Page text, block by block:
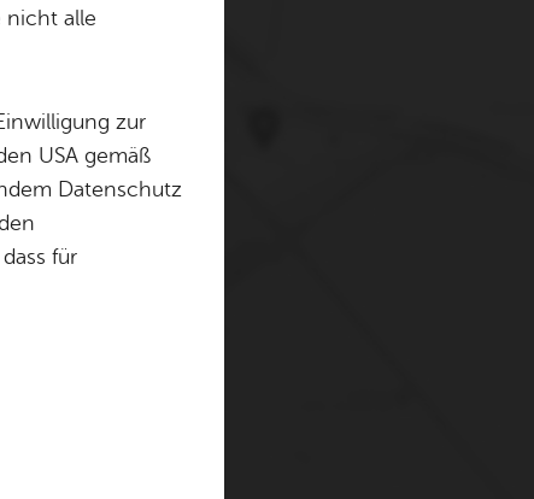
Cookies und
Informationen
nicht alle
zur
USA gemäß
Datenschutz
für